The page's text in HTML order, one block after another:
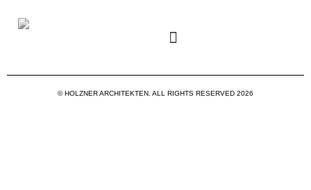
© HOLZNER ARCHITEKTEN. ALL RIGHTS RESERVED 2026